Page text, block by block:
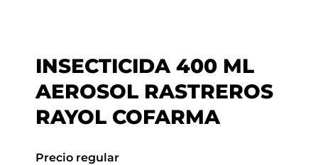
INSECTICIDA 400 ML
AEROSOL RASTREROS
RAYOL COFARMA
Precio regular